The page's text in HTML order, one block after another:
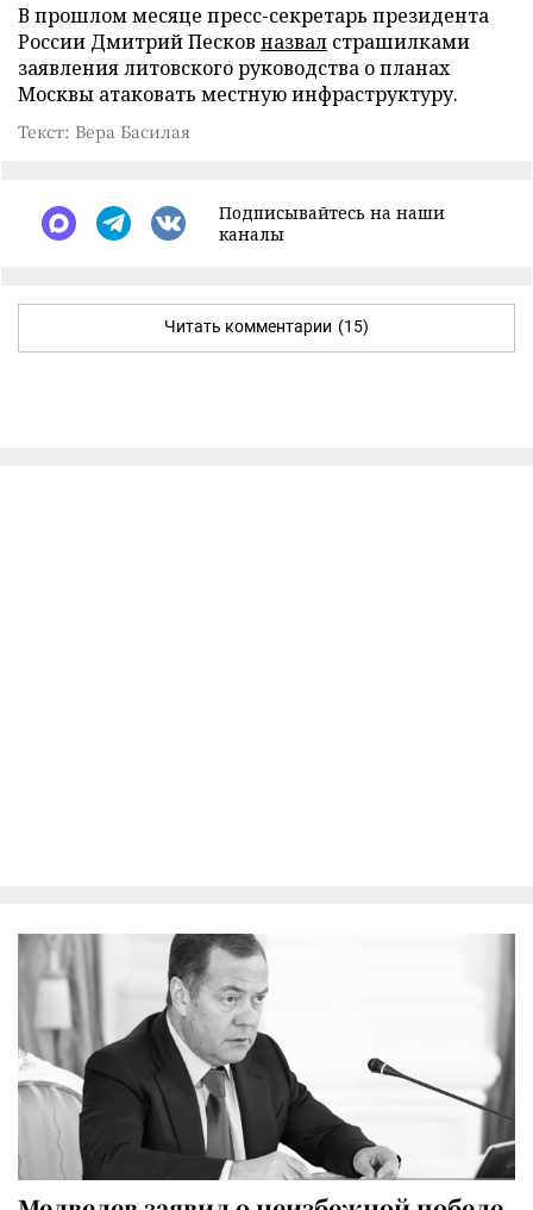
В прошлом месяце пресс-секретарь президента
России Дмитрий Песков назвал страшилками
заявления литовского руководства о планах
Москвы атаковать местную инфраструктуру.
Текст: Вера Басилая
Подписывайтесь на наши
каналы
Читать комментарии (15)